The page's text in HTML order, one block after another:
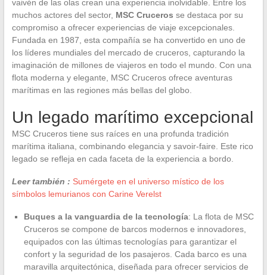
vaivén de las olas crean una experiencia inolvidable. Entre los
muchos actores del sector, MSC Cruceros se destaca por su
compromiso a ofrecer experiencias de viaje excepcionales.
Fundada en 1987, esta compañía se ha convertido en uno de
los líderes mundiales del mercado de cruceros, capturando la
imaginación de millones de viajeros en todo el mundo. Con una
flota moderna y elegante, MSC Cruceros ofrece aventuras
marítimas en las regiones más bellas del globo.
Un legado marítimo excepcional
MSC Cruceros tiene sus raíces en una profunda tradición
marítima italiana, combinando elegancia y savoir-faire. Este rico
legado se refleja en cada faceta de la experiencia a bordo.
Leer también : Sumérgete en el universo místico de los
símbolos lemurianos con Carine Verelst
Buques a la vanguardia de la tecnología: La flota de MSC
Cruceros se compone de barcos modernos e innovadores,
equipados con las últimas tecnologías para garantizar el
confort y la seguridad de los pasajeros. Cada barco es una
maravilla arquitectónica, diseñada para ofrecer servicios de